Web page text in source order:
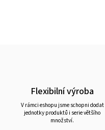
Flexibilní výroba
V rámci eshopu jsme schopni dodat
jednotky produktů i serie většího
množství.